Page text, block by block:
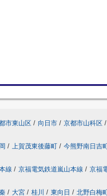
市東山区 / 向日市 / 京都市山科区 /
/ 上賀茂東後藤町 / 今熊野南日吉
線 / 京福電気鉄道嵐山本線 / 京福
/ 大宮 / 桂川 / 東向日 / 北野白梅